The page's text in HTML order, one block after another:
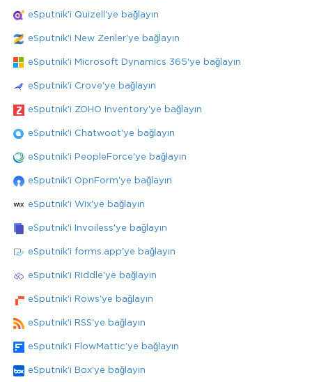
eSputnik'i Quizell'ye bağlayın
eSputnik'i New Zenler'ye bağlayın
eSputnik'i Microsoft Dynamics 365'ye bağlayın
eSputnik'i Crove'ye bağlayın
eSputnik'i ZOHO Inventory'ye bağlayın
eSputnik'i Chatwoot'ye bağlayın
eSputnik'i PeopleForce'ye bağlayın
eSputnik'i OpnForm'ye bağlayın
eSputnik'i Wix'ye bağlayın
eSputnik'i Invoiless'ye bağlayın
eSputnik'i forms.app'ye bağlayın
eSputnik'i Riddle'ye bağlayın
eSputnik'i Rows'ye bağlayın
eSputnik'i RSS'ye bağlayın
eSputnik'i FlowMattic'ye bağlayın
eSputnik'i Box'ye bağlayın